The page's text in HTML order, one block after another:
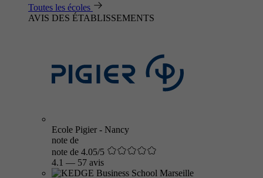
Toutes les écoles
AVIS DES ÉTABLISSEMENTS
Ecole Pigier - Nancy
note de
note de 4.05/5
4.1 — 57 avis